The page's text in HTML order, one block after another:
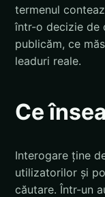
termenul
într-o decizie de
publicăm, ce
leaduri reale.
Ce
Interogare ține
utilizatorilor și
căutare. Într-un